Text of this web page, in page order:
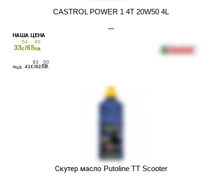
CASTROL POWER 1 4T 20W50 4L
33
54
€/65
60
лв.
41
93
€/82
00
ЛВ.
Скутер масло Putoline TT Scooter